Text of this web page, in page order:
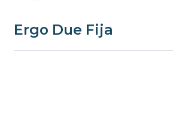
Ergo Due Fija